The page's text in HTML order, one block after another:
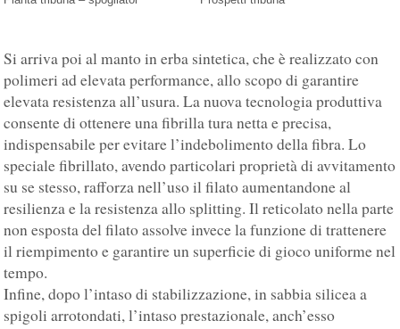
Si arriva poi al manto in erba sintetica, che è realizzato con
polimeri ad elevata performance, allo scopo di garantire
elevata resistenza all’usura. La nuova tecnologia produttiva
consente di ottenere una fibrilla tura netta e precisa,
indispensabile per evitare l’indebolimento della fibra. Lo
speciale fibrillato, avendo particolari proprietà di avvitamento
su se stesso, rafforza nell’uso il filato aumentandone al
resilienza e la resistenza allo splitting. Il reticolato nella parte
non esposta del filato assolve invece la funzione di trattenere
il riempimento e garantire un superficie di gioco uniforme nel
tempo.
Infine, dopo l’intaso di stabilizzazione, in sabbia silicea a
spigoli arrotondati, l’intaso prestazionale, anch’esso